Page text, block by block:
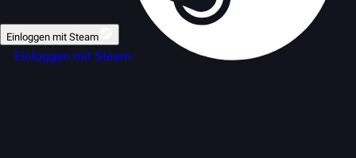
Einloggen mit Steam
Einloggen mit Steam